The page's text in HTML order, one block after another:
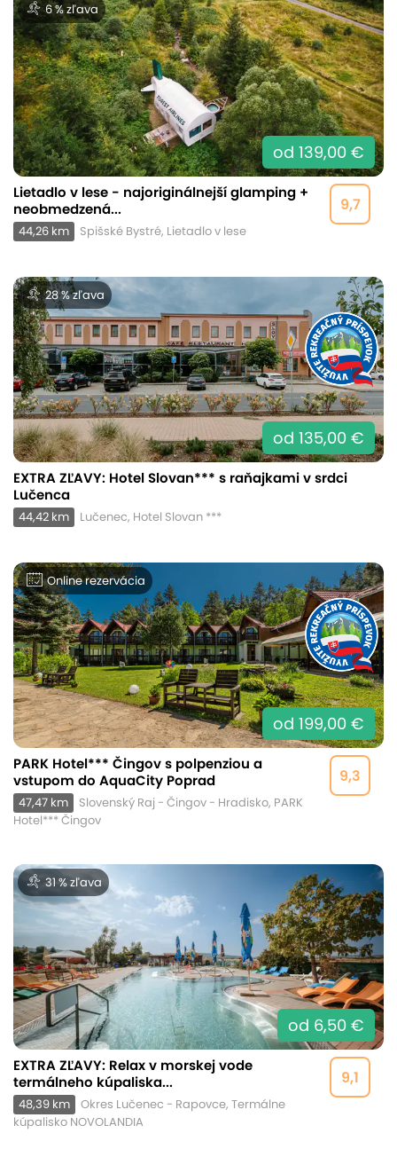
6 % zľava
od 139,00 €
9,7
Lietadlo v lese - najoriginálnejší glamping +
neobmedzená...
44,26 km Spišské Bystré, Lietadlo v lese
28 % zľava
od 135,00 €
EXTRA ZĽAVY: Hotel Slovan*** s raňajkami v srdci
Lučenca
44,42 km Lučenec, Hotel Slovan ***
Online rezervácia
od 199,00 €
9,3
PARK Hotel*** Čingov s polpenziou a
vstupom do AquaCity Poprad
47,47 km
Slovenský Raj - Čingov - Hradisko, PARK
Hotel*** Čingov
31 % zľava
od 6,50 €
9,1
EXTRA ZĽAVY: Relax v morskej vode
termálneho kúpaliska...
48,39 km
Okres Lučenec - Rapovce, Termálne
kúpalisko NOVOLANDIA